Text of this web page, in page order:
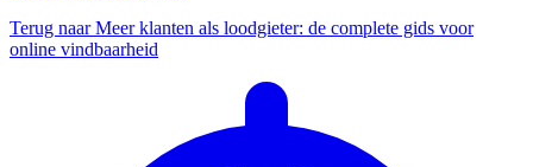
Terug naar Meer klanten als loodgieter: de complete gids voor
online vindbaarheid